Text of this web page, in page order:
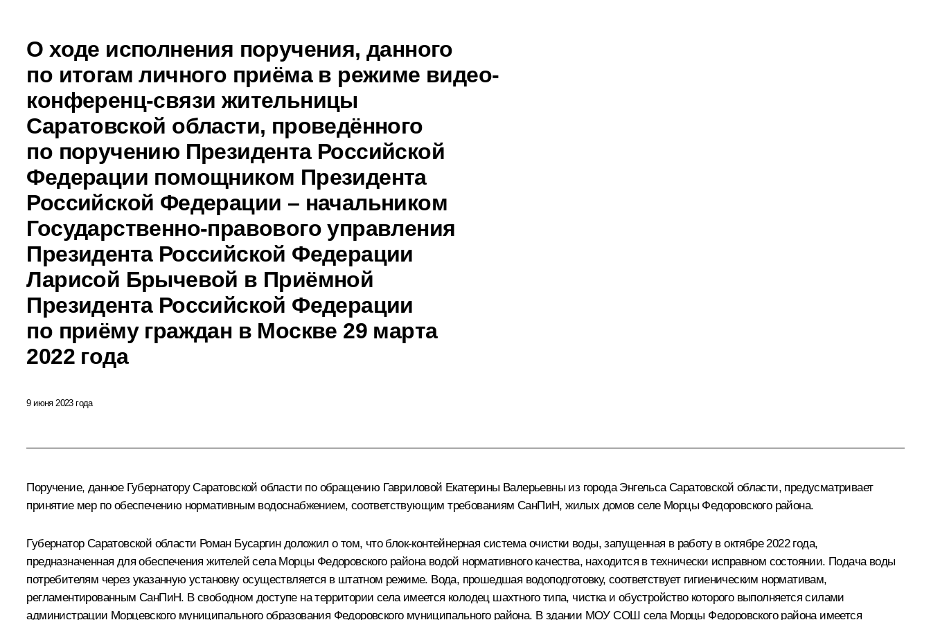
О ходе исполнения поручения, данного
по итогам личного приёма в режиме видео-
конференц-связи жительницы
Саратовской области, проведённого
по поручению Президента Российской
Федерации помощником Президента
Российской Федерации – начальником
Государственно-правового управления
Президента Российской Федерации
Ларисой Брычевой в Приёмной
Президента Российской Федерации
по приёму граждан в Москве 29 марта
2022 года
9 июня 2023 года
Поручение, данное Губернатору Саратовской области по обращению Гавриловой Екатерины Валерьевны из города Энгельса Саратовской области, предусматривает
принятие мер по обеспечению нормативным водоснабжением, соответствующим требованиям СанПиН, жилых домов селе Морцы Федоровского района.
Губернатор Саратовской области Роман Бусаргин доложил о том, что блок-контейнерная система очистки воды, запущенная в работу в октябре 2022 года,
предназначенная для обеспечения жителей села Морцы Федоровского района водой нормативного качества, находится в технически исправном состоянии. Подача воды
потребителям через указанную установку осуществляется в штатном режиме. Вода, прошедшая водоподготовку, соответствует гигиеническим нормативам,
регламентированным СанПиН. В свободном доступе на территории села имеется колодец шахтного типа, чистка и обустройство которого выполняется силами
администрации Морцевского муниципального образования Федоровского муниципального района. В здании МОУ СОШ села Морцы Федоровского района имеется